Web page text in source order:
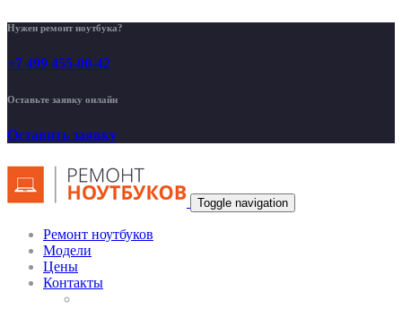
Нужен ремонт ноутбука?
+7 499 455-00-42
Оставьте заявку онлайн
Оставить заявку
Toggle navigation
Ремонт ноутбуков
Модели
Цены
Контакты